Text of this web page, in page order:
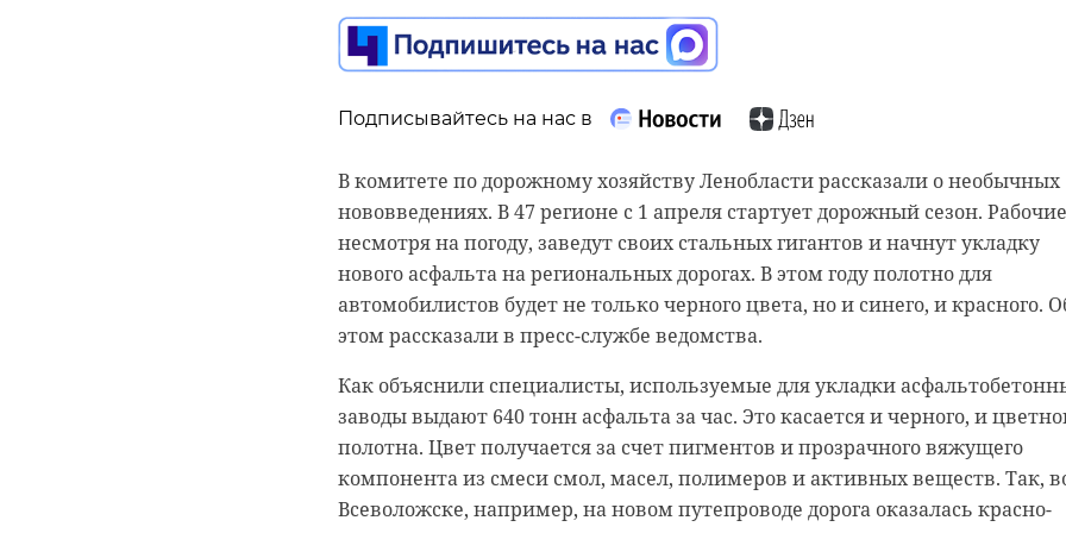
Подписывайтесь на нас в
В комитете по дорожному хозяйству Ленобласти рассказали о необычных
нововведениях. В 47 регионе с 1 апреля стартует дорожный сезон.
несмотря на погоду, заведут своих стальных гигантов и начнут укладку
нового асфальта на региональных дорогах. В этом году полотно для
автомобилистов будет не только черного цвета, но и синего, и красного.
этом рассказали в пресс-службе ведомства.
Как объяснили специалисты, используемые для укладки
заводы выдают 640 тонн асфальта за час. Это касается и черного, и
полотна. Цвет получается за счет пигментов и прозрачного вяжущего
компонента из смеси смол, масел, полимеров и активных веществ. Так,
Всеволожске, например, на новом путепроводе дорога оказалась красно-
Все ждут начала второй фазы, отметил Рожин.
По мнению военного эксперта Андрея Прокаева, в Донбассе развернут
наступление. После разгрома ВСУ здесь ВС РФ приступило к постепенному
Когда ликвидируют всю донбасскую группировку, высвободится
значительное количество сил как ВС РФ, так и ЛНР и ДНР, предположил
главный редактор журнала "Арсенал Отечества" Алексей Леонков.
Полный текст статьи можнопочитатьна сайте газеты ВЗГЛЯД.
ВСУ украина Донбасс
что на данный момент 32% поступивших заявок связаны с развитием
цифровых технологий, а ещё 21% — создание новых приборов и
Фото: Pexels
всероссийский конкурс студенты ленобласти
студенческий стартап